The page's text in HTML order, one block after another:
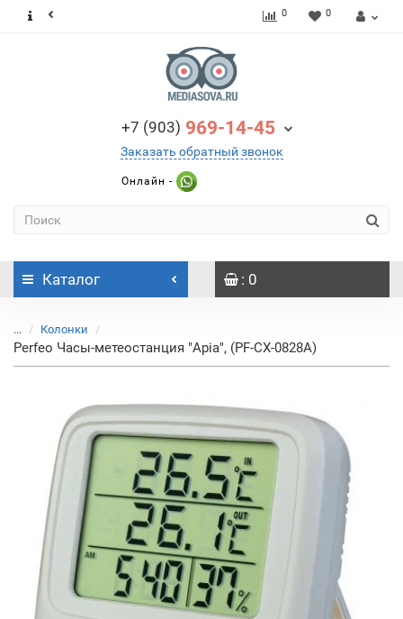
0 0
+7 (903) 969-14-45
Заказать обратный звонок
Онлайн -
Каталог : 0
... Колонки
Perfeo Часы-метеостанция "Apia", (PF-CX-0828A)